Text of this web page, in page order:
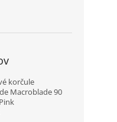
korčule
Macroblade 90